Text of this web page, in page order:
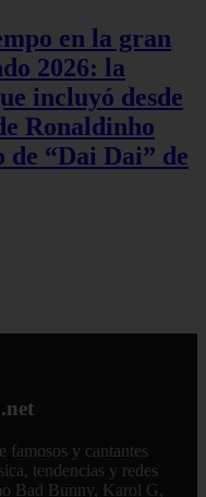
en la gran
2026: la
incluyó desde
Ronaldinho
de “Dai Dai” de
famosos y cantantes
tendencias y redes
Bad Bunny, Karol G,